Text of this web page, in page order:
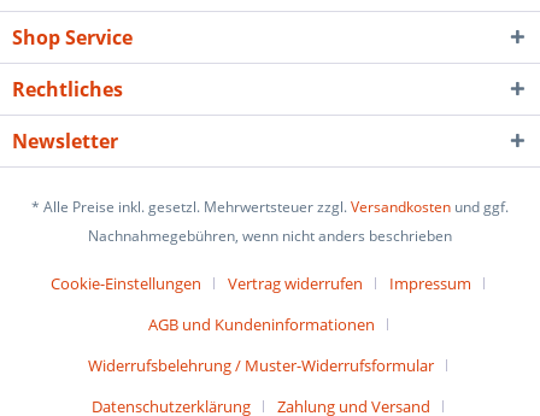
Shop Service
Rechtliches
Newsletter
* Alle Preise inkl. gesetzl. Mehrwertsteuer zzgl.Versandkosten und ggf.
Nachnahmegebühren, wenn nicht anders beschrieben
Cookie-Einstellungen Vertrag widerrufen
Impressum
AGB und Kundeninformationen
Widerrufsbelehrung / Muster-Widerrufsformular
Datenschutzerklärung
Zahlung und Versand